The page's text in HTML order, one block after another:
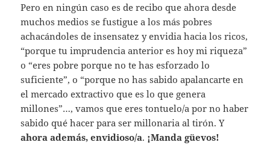
Pero en ningún caso es de recibo que ahora desde
muchos medios se fustigue a los más pobres
achacándoles de insensatez y envidia hacia los ricos,
“porque tu imprudencia anterior es hoy mi riqueza”
o “eres pobre porque no te has esforzado lo
suficiente”, o “porque no has sabido apalancarte en
el mercado extractivo que es lo que genera
millones”…, vamos que eres tontuelo/a por no haber
sabido qué hacer para ser millonaria al tirón. Y
ahora además, envidioso/a. ¡Manda güevos!